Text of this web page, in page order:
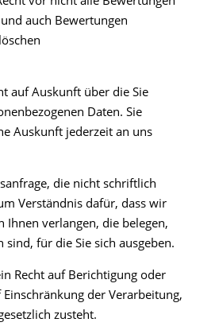
auch Bewertungen
auf Auskunft über die Sie
Daten. Sie
Auskunft jederzeit an uns
die nicht schriftlich
Verständnis dafür, dass wir
Ihnen verlangen, die belegen,
sind, für die Sie sich ausgeben.
Recht auf Berichtigung oder
der Verarbeitung,
zusteht.